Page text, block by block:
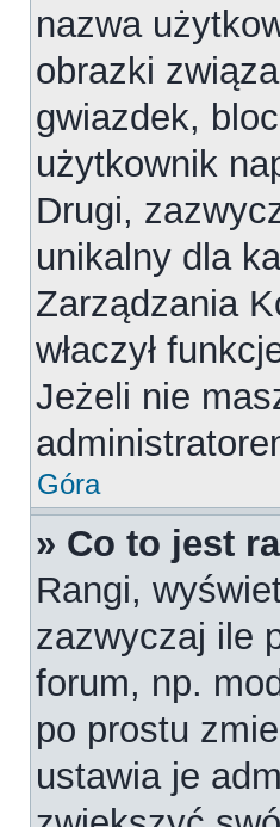
nazwa
obrazki
gwiazdek,
użytkownik
Drugi,
unikalny dla
Zarządzania
właczył
Jeżeli nie
Góra
» Co to jest
Rangi,
zazwyczaj ile
forum, np.
po prostu
ustawia je